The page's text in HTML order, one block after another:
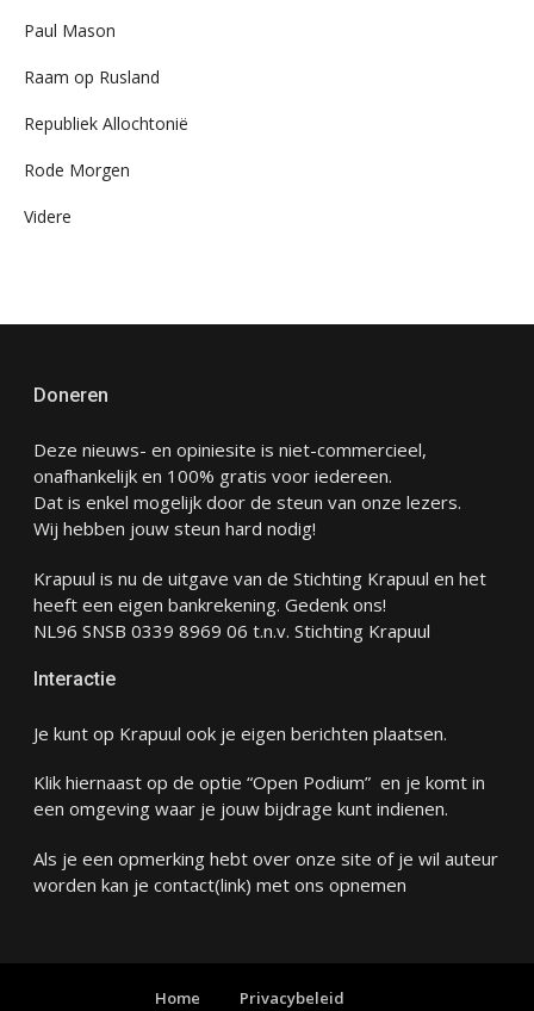
Paul Mason
Raam op Rusland
Republiek Allochtonië
Rode Morgen
Videre
Doneren
Deze nieuws- en opiniesite is niet-commercieel,
onafhankelijk en 100% gratis voor iedereen.
Dat is enkel mogelijk door de steun van onze lezers.
Wij hebben jouw steun hard nodig!
Krapuul is nu de uitgave van de Stichting Krapuul en het
heeft een eigen bankrekening. Gedenk ons!
NL96 SNSB 0339 8969 06 t.n.v. Stichting Krapuul
Interactie
Je kunt op Krapuul ook je eigen berichten plaatsen.
Klik hiernaast op de optie “Open Podium” en je komt in
een omgeving waar je jouw bijdrage kunt indienen.
Als je een opmerking hebt over onze site of je wil auteur
worden kan je contact(link) met ons opnemen
Home Privacybeleid